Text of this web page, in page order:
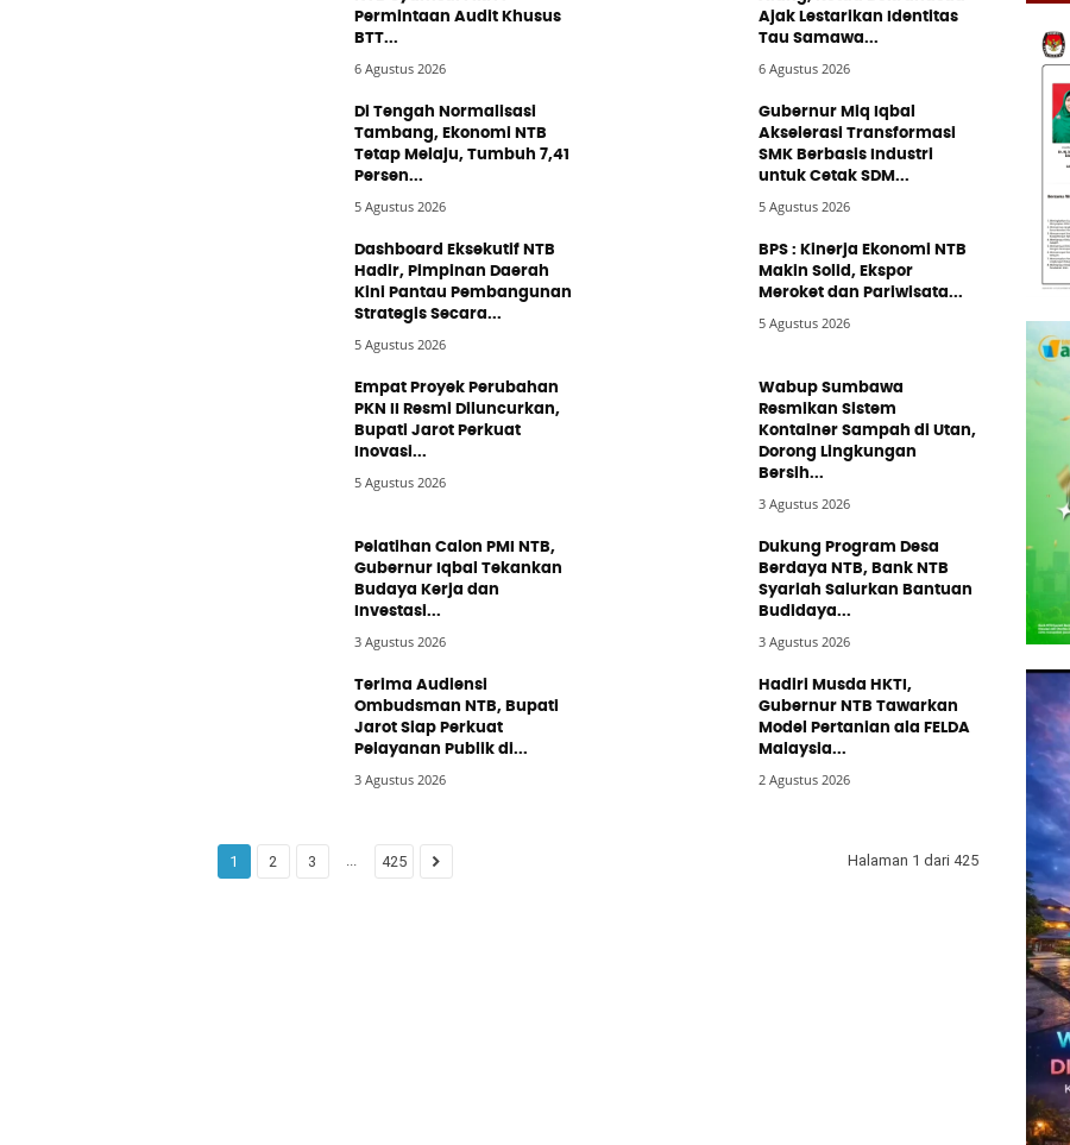
Permintaan Audit Khusus
BTT...
6 Agustus 2026
Ajak Lestarikan Identitas
Tau Samawa...
6 Agustus 2026
Di Tengah Normalisasi
Tambang, Ekonomi NTB
Tetap Melaju, Tumbuh 7,41
Persen...
5 Agustus 2026
Gubernur Miq Iqbal
Akselerasi Transformasi
SMK Berbasis Industri
untuk Cetak SDM...
5 Agustus 2026
Dashboard Eksekutif NTB
Hadir, Pimpinan Daerah
Kini Pantau Pembangunan
Strategis Secara...
5 Agustus 2026
BPS : Kinerja Ekonomi NTB
Makin Solid, Ekspor
Meroket dan Pariwisata...
5 Agustus 2026
Empat Proyek Perubahan
PKN II Resmi Diluncurkan,
Bupati Jarot Perkuat
Inovasi...
5 Agustus 2026
Wabup Sumbawa
Resmikan Sistem
Kontainer Sampah di Utan,
Dorong Lingkungan
Bersih...
3 Agustus 2026
Pelatihan Calon PMI NTB,
Gubernur Iqbal Tekankan
Budaya Kerja dan
Investasi...
3 Agustus 2026
Dukung Program Desa
Berdaya NTB, Bank NTB
Syariah Salurkan Bantuan
Budidaya...
3 Agustus 2026
Terima Audiensi
Ombudsman NTB, Bupati
Jarot Siap Perkuat
Pelayanan Publik di...
3 Agustus 2026
Hadiri Musda HKTI,
Gubernur NTB Tawarkan
Model Pertanian ala FELDA
Malaysia...
2 Agustus 2026
1 2 3 425 Halaman 1 dari 425